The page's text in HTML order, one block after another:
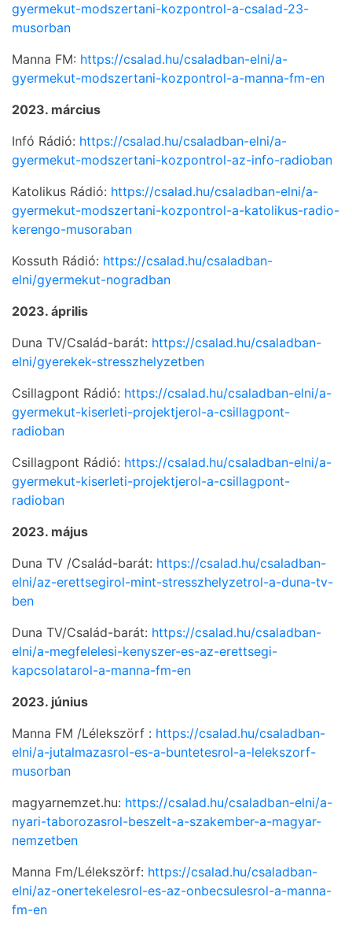
gyermekut-modszertani-kozpontrol-a-csalad-23-
musorban
Manna FM: https://csalad.hu/csaladban-elni/a-
gyermekut-modszertani-kozpontrol-a-manna-fm-en
2023. március
Infó Rádió: https://csalad.hu/csaladban-elni/a-
gyermekut-modszertani-kozpontrol-az-info-radioban
Katolikus Rádió: https://csalad.hu/csaladban-elni/a-
gyermekut-modszertani-kozpontrol-a-katolikus-radio-
kerengo-musoraban
Kossuth Rádió: https://csalad.hu/csaladban-
elni/gyermekut-nogradban
2023. április
Duna TV/Család-barát: https://csalad.hu/csaladban-
elni/gyerekek-stresszhelyzetben
Csillagpont Rádió: https://csalad.hu/csaladban-elni/a-
gyermekut-kiserleti-projektjerol-a-csillagpont-
radioban
Csillagpont Rádió: https://csalad.hu/csaladban-elni/a-
gyermekut-kiserleti-projektjerol-a-csillagpont-
radioban
2023. május
Duna TV /Család-barát: https://csalad.hu/csaladban-
elni/az-erettsegirol-mint-stresszhelyzetrol-a-duna-tv-
ben
Duna TV/Család-barát: https://csalad.hu/csaladban-
elni/a-megfelelesi-kenyszer-es-az-erettsegi-
kapcsolatarol-a-manna-fm-en
2023. június
Manna FM /Lélekszörf : https://csalad.hu/csaladban-
elni/a-jutalmazasrol-es-a-buntetesrol-a-lelekszorf-
musorban
magyarnemzet.hu: https://csalad.hu/csaladban-elni/a-
nyari-taborozasrol-beszelt-a-szakember-a-magyar-
nemzetben
Manna Fm/Lélekszörf: https://csalad.hu/csaladban-
elni/az-onertekelesrol-es-az-onbecsulesrol-a-manna-
fm-en